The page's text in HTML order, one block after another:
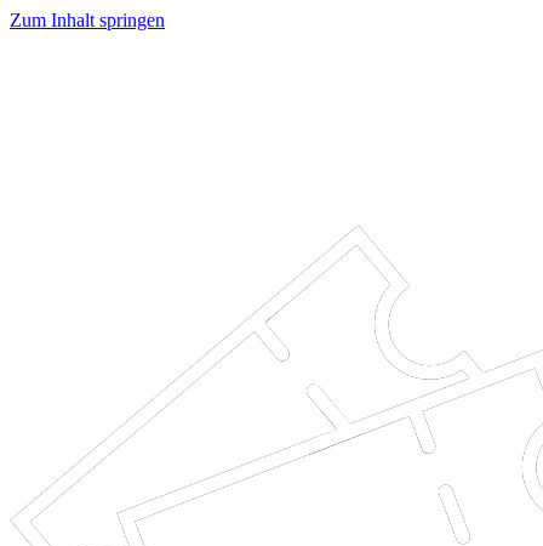
Zum Inhalt springen